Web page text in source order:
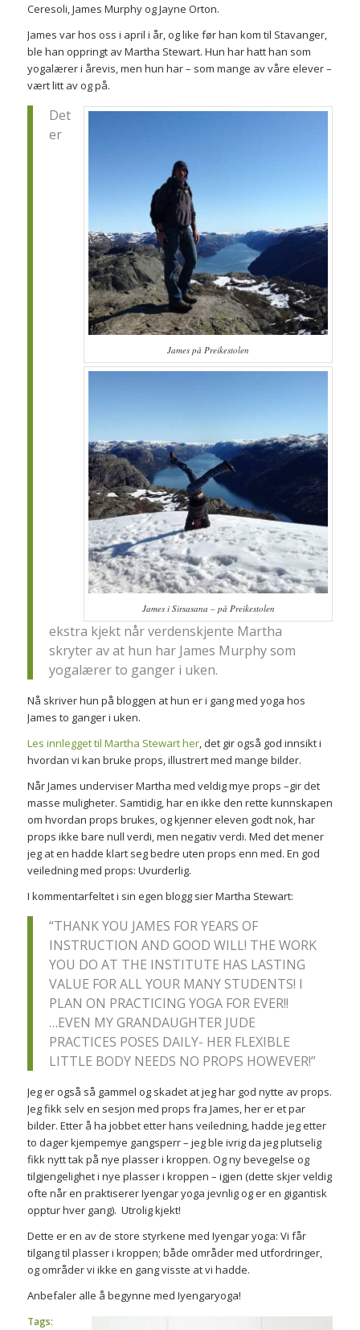
Ceresoli, James Murphy og Jayne Orton.
James var hos oss i april i år, og like før han kom til Stavanger,
ble han oppringt av Martha Stewart. Hun har hatt han som
yogalærer i årevis, men hun har – som mange av våre elever –
vært litt av og på.
James på Preikestolen
James i Sirsasana – på Preikestolen
Det
er
ekstra kjekt når verdenskjente Martha
skryter av at hun har James Murphy som
yogalærer to ganger i uken.
Nå skriver hun på bloggen at hun er i gang med yoga hos
James to ganger i uken.
Les innlegget til Martha Stewart her, det gir også god innsikt i
hvordan vi kan bruke props, illustrert med mange bilder.
Når James underviser Martha med veldig mye props –gir det
masse muligheter. Samtidig, har en ikke den rette kunnskapen
om hvordan props brukes, og kjenner eleven godt nok, har
props ikke bare null verdi, men negativ verdi. Med det mener
jeg at en hadde klart seg bedre uten props enn med. En god
veiledning med props: Uvurderlig.
I kommentarfeltet i sin egen blogg sier Martha Stewart:
“THANK YOU JAMES FOR YEARS OF
INSTRUCTION AND GOOD WILL! THE WORK
YOU DO AT THE INSTITUTE HAS LASTING
VALUE FOR ALL YOUR MANY STUDENTS! I
PLAN ON PRACTICING YOGA FOR EVER!!
…EVEN MY GRANDAUGHTER JUDE
PRACTICES POSES DAILY- HER FLEXIBLE
LITTLE BODY NEEDS NO PROPS HOWEVER!”
Jeg er også så gammel og skadet at jeg har god nytte av props.
Jeg fikk selv en sesjon med props fra James, her er et par
bilder. Etter å ha jobbet etter hans veiledning, hadde jeg etter
to dager kjempemye gangsperr – jeg ble ivrig da jeg plutselig
fikk nytt tak på nye plasser i kroppen. Og ny bevegelse og
tilgjengelighet i nye plasser i kroppen – igjen (dette skjer veldig
ofte når en praktiserer Iyengar yoga jevnlig og er en gigantisk
opptur hver gang). Utrolig kjekt!
Dette er en av de store styrkene med Iyengar yoga: Vi får
tilgang til plasser i kroppen; både områder med utfordringer,
og områder vi ikke en gang visste at vi hadde.
Anbefaler alle å begynne med Iyengaryoga!
Tags: